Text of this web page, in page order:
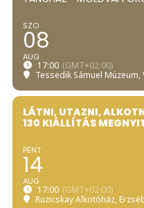
SZO
08
AUG
17:00 (GMT+02:00)
Tessedik Sámuel Múzeum,
LÁTNI, UTAZNI,
130 KIÁLLÍTÁS
PÉNT
14
AUG
17:00 (GMT+02:00)
Ruzicskay Alkotóház,